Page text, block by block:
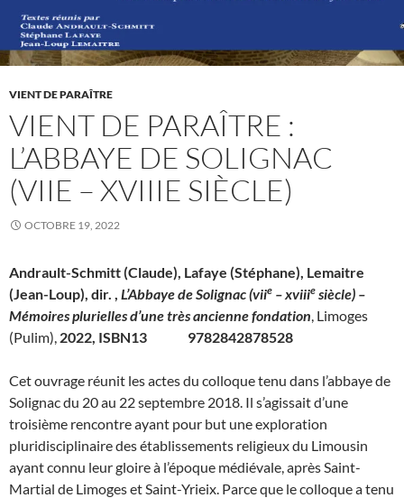
VIENT DE PARAÎTRE
VIENT DE PARAÎTRE :
L’ABBAYE DE SOLIGNAC
(VIIE – XVIIIE SIÈCLE)
OCTOBRE 19, 2022
Andrault-Schmitt (Claude), Lafaye (Stéphane), Lemaitre
(Jean-Loup), dir. , L’Abbaye de Solignac (viie – xviiie siècle) –
Mémoires plurielles d’une très ancienne fondation , Limoges
(Pulim), 2022, ISBN13 9782842878528
Cet ouvrage réunit les actes du colloque tenu dans l’abbaye de
Solignac du 20 au 22 septembre 2018. Il s’agissait d’une
troisième rencontre ayant pour but une exploration
pluridisciplinaire des établissements religieux du Limousin
ayant connu leur gloire à l’époque médiévale, après Saint-
Martial de Limoges et Saint-Yrieix. Parce que le colloque a tenu